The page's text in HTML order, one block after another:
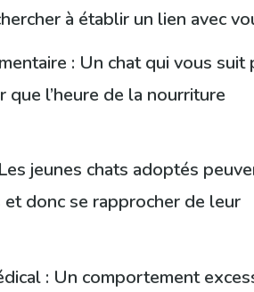
à établir un lien avec
: Un chat qui vous suit
que l’heure de la nourriture
jeunes chats adoptés
donc se rapprocher de leur
: Un comportement